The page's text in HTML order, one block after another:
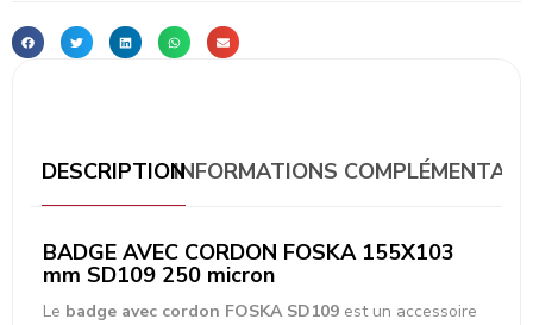
DESCRIPTIONINFORMATIONS
BADGE AVEC CORDON FOSKA 155X103
mm SD109 250 micron
Le badge avec cordon FOSKA SD109 est un accessoire